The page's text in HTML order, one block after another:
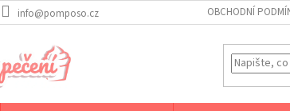
info@pomposo.cz OBCHODNÍ